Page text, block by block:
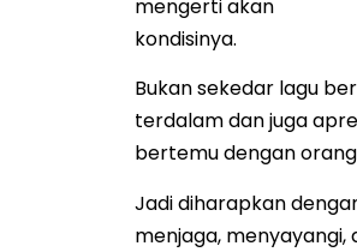
mengerti akan
kondisinya.
Bukan sekedar lagu
terdalam dan juga
bertemu dengan
Jadi diharapkan
menjaga,